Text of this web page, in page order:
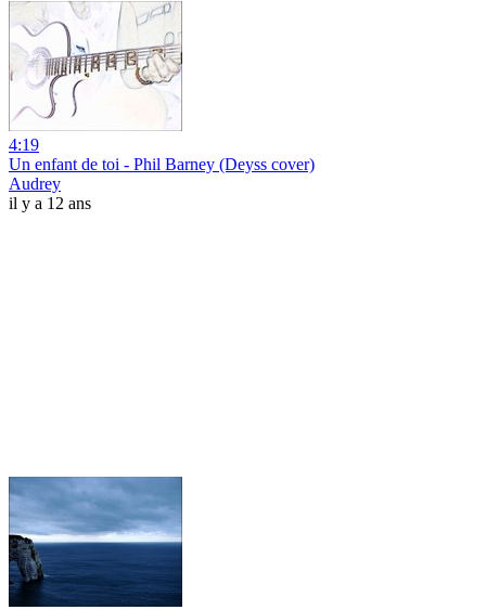
4:19
Un enfant de toi - Phil Barney (Deyss cover)
Audrey
il y a 12 ans